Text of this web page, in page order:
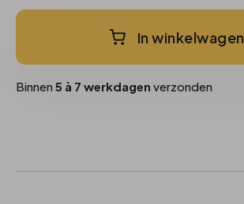
In winkelwagen
Binnen 5 à 7 werkdagen verzonden